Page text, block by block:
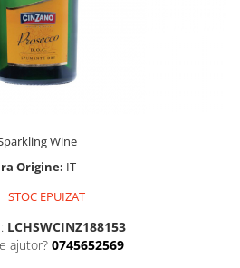
Wine
Origine: IT
STOC EPUIZAT
LCHSWCINZ188153
ajutor? 0745652569